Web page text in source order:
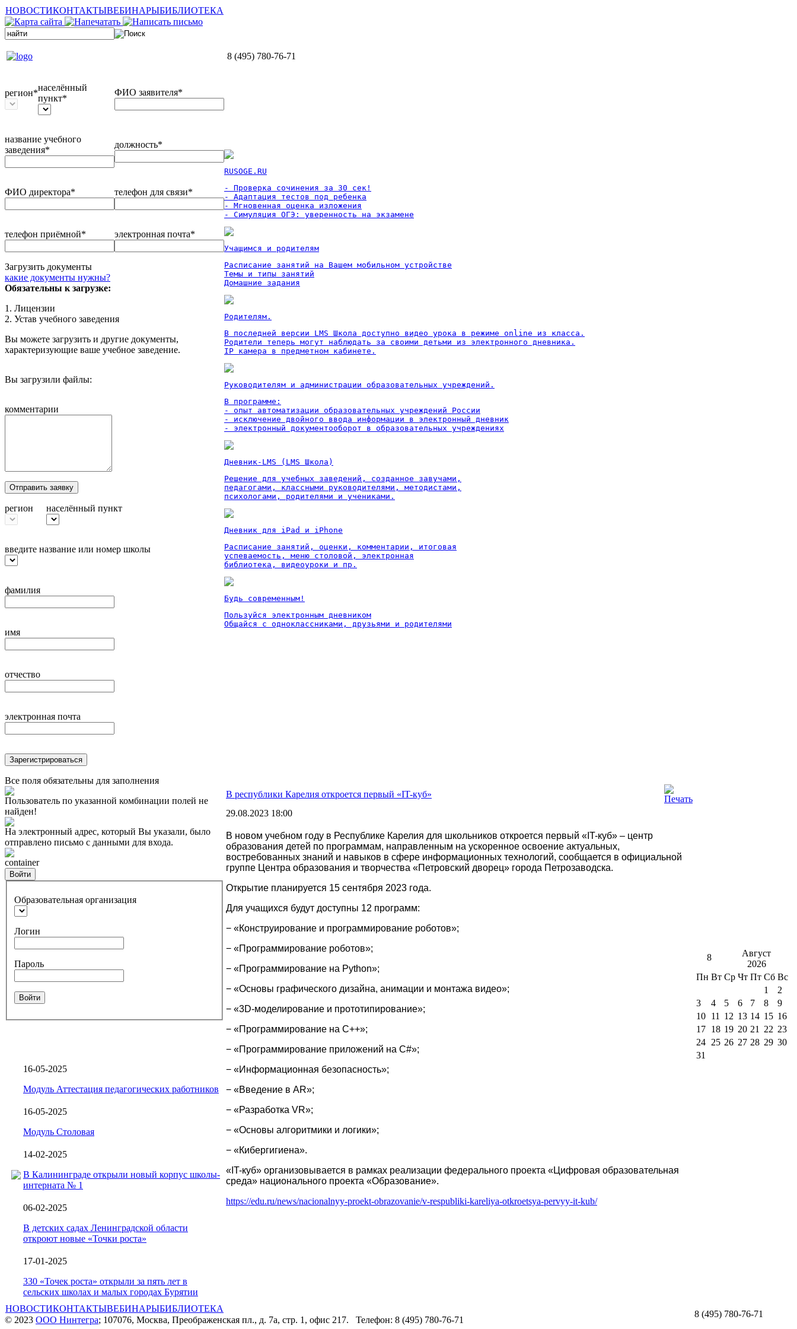
НОВОСТИКОНТАКТЫВЕБИНАРЫБИБЛИОТЕКА
8 (495) 780-76-71
регион*
населённый
пункт*
ФИО заявителя*
название учебного
заведения*
должность*
ФИО директора* телефон для связи*
телефон приёмной* электронная почта*
Загрузить документы
какие документы нужны?
Обязательны к загрузке:
1. Лицензии
2. Устав учебного заведения
Вы можете загрузить и другие документы,
характеризующие ваше учебное заведение.
Вы загрузили файлы:
комментарии
Отправить заявку
регион населённый пункт
введите название или номер школы
фамилия
имя
отчество
электронная почта
Зарегистрироваться
Все поля обязательны для заполнения
Пользователь по указанной комбинации полей не
найден!
На электронный адрес, который Вы указали, было
отправлено письмо с данными для входа.
container
Войти
Образовательная организация
Логин
Пароль
Войти
16-05-2025
Модуль Аттестация педагогических работников
16-05-2025
Модуль Столовая
14-02-2025
В Калининграде открыли новый корпус школы-
интерната № 1
06-02-2025
В детских садах Ленинградской области
откроют новые «Точки роста»
17-01-2025
330 «Точек роста» открыли за пять лет в
сельских школах и малых городах Бурятии
RUSOGE.RU
- Проверка сочинения за 30 сек!
- Адаптация тестов под ребенка
- Мгновенная оценка изложения
- Симуляция ОГЭ: уверенность на экзамене
Учащимся и родителям
Расписание занятий на Вашем мобильном устройстве
Темы и типы занятий
Домашние задания
Родителям.
В последней версии LMS Школа доступно видео урока в режиме online из класса.
Родители теперь могут наблюдать за своими детьми из электронного дневника.
IP камера в предметном кабинете.
Руководителям и администрации образовательных учреждений.
В программе:
- опыт автоматизации образовательных учреждений России
- исключение двойного ввода информации в электронный дневник
- электронный документооборот в образовательных учреждениях
Дневник-LMS (LMS Школа)
Решение для учебных заведений, созданное завучами,
педагогами, классными руководителями, методистами,
психологами, родителями и учениками.
Дневник для iPad и iPhone
Расписание занятий, оценки, комментарии, итоговая
успеваемость, меню столовой, электронная
библиотека, видеоуроки и пр.
Будь современным!
Пользуйся электронным дневником
Общайся с одноклассниками, друзьями и родителями
В республики Карелия откроется первый «IT-куб»
29.08.2023 18:00
В новом учебном году в Республике Карелия для школьников откроется первый «IT-куб» – центр
образования детей по программам, направленным на ускоренное освоение актуальных,
востребованных знаний и навыков в сфере информационных технологий, сообщается в официальной
группе Центра образования и творчества «Петровский дворец» города Петрозаводска.
Открытие планируется 15 сентября 2023 года.
Для учащихся будут доступны 12 программ:
− «Конструирование и программирование роботов»;
− «Программирование роботов»;
− «Программирование на Python»;
− «Основы графического дизайна, анимации и монтажа видео»;
− «3D-моделирование и прототипирование»;
− «Программирование на С++»;
− «Программирование приложений на C#»;
− «Информационная безопасность»;
− «Введение в AR»;
− «Разработка VR»;
− «Основы алгоритмики и логики»;
− «Кибергигиена».
«IT-куб» организовывается в рамках реализации федерального проекта «Цифровая образовательная
среда» национального проекта «Образование».
https://edu.ru/news/nacionalnyy-proekt-obrazovanie/v-respubliki-kareliya-otkroetsya-pervyy-it-kub/
8
Август
2026
Пн Вт Ср Чт Пт Сб Вс
1
2
3
4 5 6 7 8
9
10 11 12 13 14 15 16
17 18 19 20 21 22 23
24 25 26 27 28 29 30
31
НОВОСТИКОНТАКТЫВЕБИНАРЫБИБЛИОТЕКА
© 2023 ООО Нинтегра; 107076, Москва, Преображенская пл., д. 7а, стр. 1, офис 217. Телефон: 8 (495) 780-76-71
8 (495) 780-76-71